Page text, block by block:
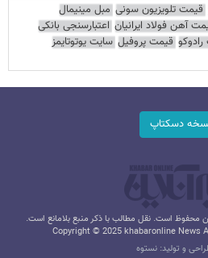
قیمت تلویزیون سونی مبل مینیمال
آهن فولاد ایرانیان اعتبارسنجی بانکی
قیمت پروفیل سایت یوتوتایمز
دسکتاپ
محفوظ است. نقل مطالب با ذکر منبع بلامانع است.
Copyright © 2025 khabaronline News
و تولید: نستوه